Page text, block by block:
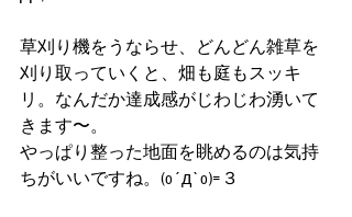
草刈り機をうならせ、どんどん雑草を
刈り取っていくと、畑も庭もスッキ
リ。なんだか達成感がじわじわ湧いて
きます〜。
やっぱり整った地面を眺めるのは気持
ちがいいですね。(o´д`o)=３